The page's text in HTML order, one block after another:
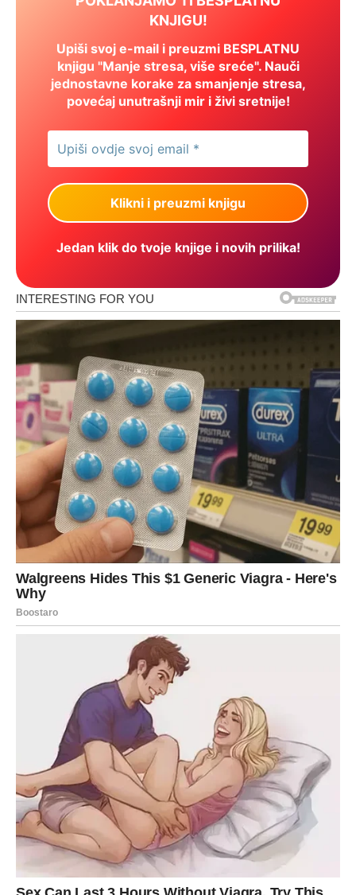
KNJIGU!
Upiši svoj e-mail i preuzmi BESPLATNU
knjigu "Manje stresa, više sreće". Nauči
jednostavne korake za smanjenje stresa,
povećaj unutrašnji mir i živi sretnije!
Jedan klik do tvoje knjige i novih prilika!